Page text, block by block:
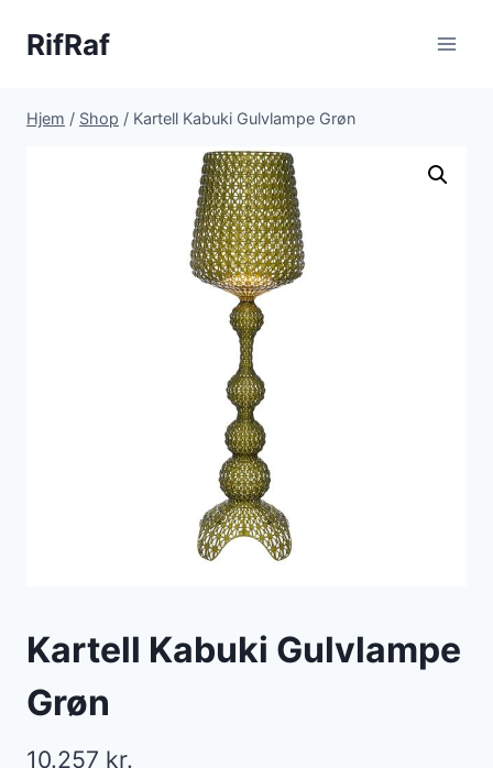
RifRaf
Hjem / Shop / Kartell Kabuki Gulvlampe Grøn
Kartell Kabuki Gulvlampe
Grøn
10.257 kr.